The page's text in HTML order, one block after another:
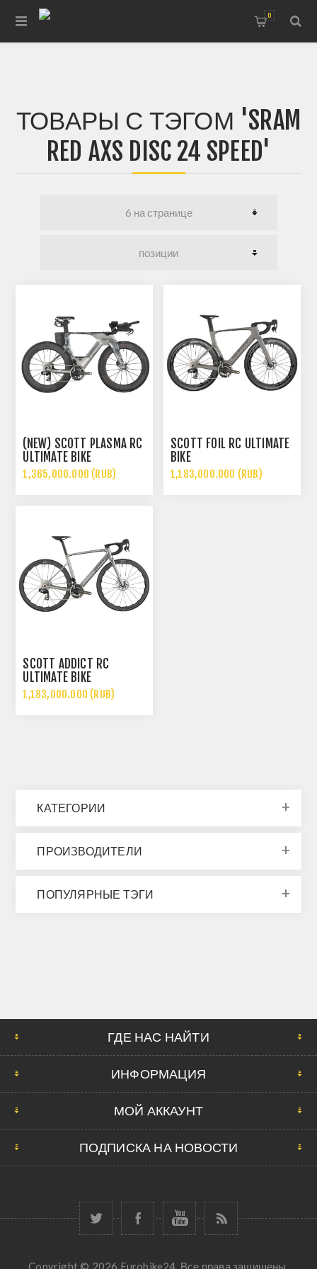
0
ТОВАРЫ С ТЭГОМ 'SRAM
RED AXS DISC 24 SPEED'
(NEW) SCOTT PLASMA RC
ULTIMATE BIKE
1,365,000.000 (RUB)
SCOTT FOIL RC ULTIMATE
BIKE
1,183,000.000 (RUB)
SCOTT ADDICT RC
ULTIMATE BIKE
1,183,000.000 (RUB)
КАТЕГОРИИ
ПРОИЗВОДИТЕЛИ
ПОПУЛЯРНЫЕ ТЭГИ
ГДЕ НАС НАЙТИ
ИНФОРМАЦИЯ
МОЙ АККАУНТ
ПОДПИСКА НА НОВОСТИ
Copyright © 2026 Eurobike24. Все права защищены.